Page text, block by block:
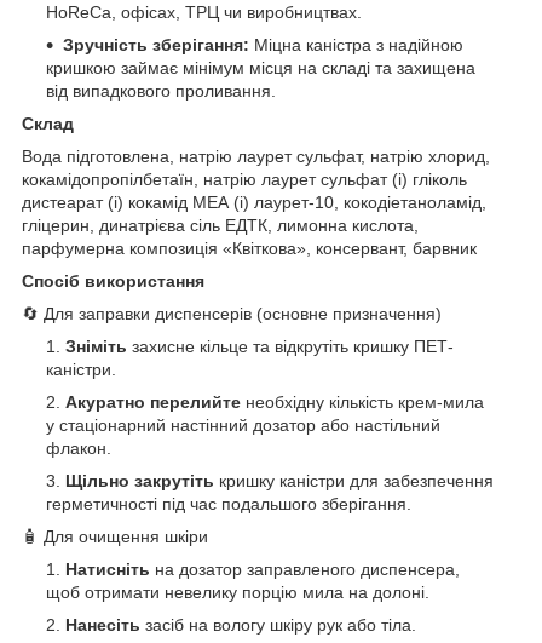
HoReCa, офісах, ТРЦ чи виробництвах.
Зручність зберігання: Міцна каністра з надійною
кришкою займає мінімум місця на складі та захищена
від випадкового проливання.
Склад
Вода підготовлена, натрію лаурет сульфат, натрію хлорид,
кокамідопропілбетаїн, натрію лаурет сульфат (і) гліколь
дистеарат (і) кокамід МЕА (і) лаурет-10, кокодіетаноламід,
гліцерин, динатрієва сіль ЕДТК, лимонна кислота,
парфумерна композиція «Квіткова», консервант, барвник
Спосіб використання
🔄 Для заправки диспенсерів (основне призначення)
Зніміть захисне кільце та відкрутіть кришку ПЕТ-
каністри.
Акуратно перелийте необхідну кількість крем-мила
у стаціонарний настінний дозатор або настільний
флакон.
Щільно закрутіть кришку каністри для забезпечення
герметичності під час подальшого зберігання.
🧴 Для очищення шкіри
Натисніть на дозатор заправленого диспенсера,
щоб отримати невелику порцію мила на долоні.
Нанесіть засіб на вологу шкіру рук або тіла.